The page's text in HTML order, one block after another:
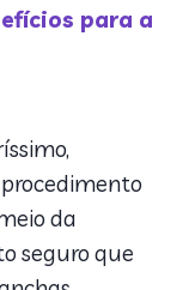
para a
da
seguro que